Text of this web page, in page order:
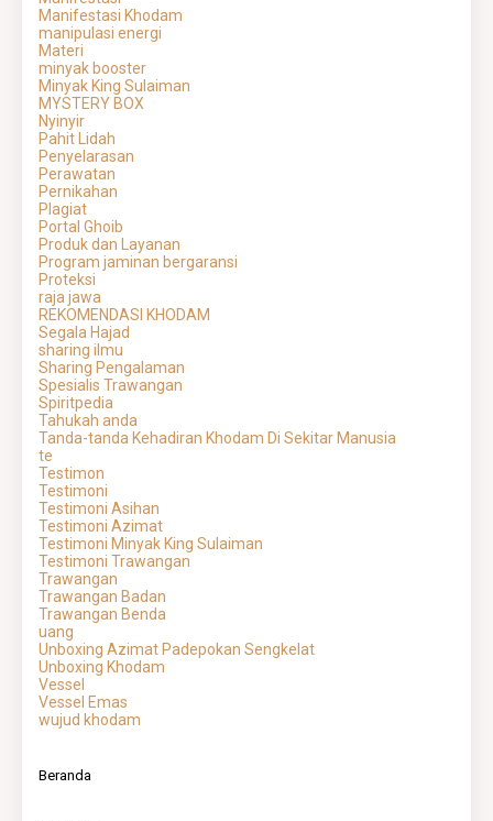
Manifestasi Khodam
manipulasi energi
Materi
minyak booster
Minyak King Sulaiman
MYSTERY BOX
Nyinyir
Pahit Lidah
Penyelarasan
Perawatan
Pernikahan
Plagiat
Portal Ghoib
Produk dan Layanan
Program jaminan bergaransi
Proteksi
raja jawa
REKOMENDASI KHODAM
Segala Hajad
sharing ilmu
Sharing Pengalaman
Spesialis Trawangan
Spiritpedia
Tahukah anda
Tanda-tanda Kehadiran Khodam Di Sekitar Manusia
te
Testimon
Testimoni
Testimoni Asihan
Testimoni Azimat
Testimoni Minyak King Sulaiman
Testimoni Trawangan
Trawangan
Trawangan Badan
Trawangan Benda
uang
Unboxing Azimat Padepokan Sengkelat
Unboxing Khodam
Vessel
Vessel Emas
wujud khodam
Beranda